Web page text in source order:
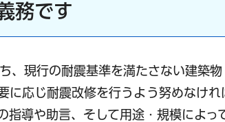
務です
、現行の耐震基準を満たさない建築
に応じ耐震改修を行うよう努めなけ
指導や助言、そして用途・規模によっ